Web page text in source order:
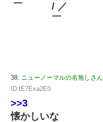
￣ / ／
￣
38: ニューノーマルの名無しさん
ID:tE7Exa2E0
>>3
懐かしいな